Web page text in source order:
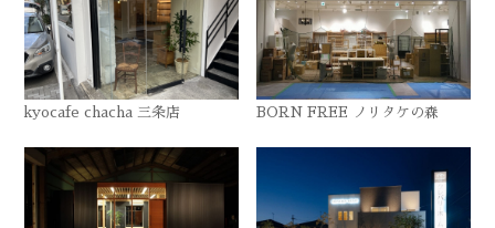
kyocafe chacha 三条店 BORN FREE ノリタケの森